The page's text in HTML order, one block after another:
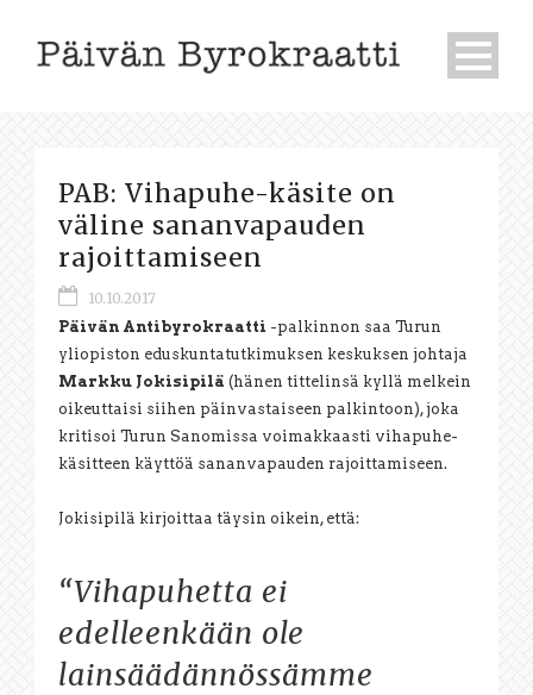
PAB: Vihapuhe-käsite on
väline sananvapauden
rajoittamiseen
10.10.2017
Päivän Antibyrokraatti -palkinnon saa Turun
yliopiston eduskuntatutkimuksen keskuksen johtaja
Markku Jokisipilä (hänen tittelinsä kyllä melkein
oikeuttaisi siihen päinvastaiseen palkintoon), joka
kritisoi Turun Sanomissa voimakkaasti vihapuhe-
käsitteen käyttöä sananvapauden rajoittamiseen.
Jokisipilä kirjoittaa täysin oikein, että:
“Vihapuhetta ei
edelleenkään ole
lainsäädännössämme